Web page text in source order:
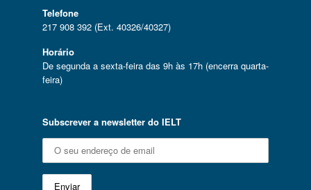
Telefone
217 908 392 (Ext. 40326/40327)
Horário
De segunda a sexta-feira das 9h às 17h (encerra quarta-
feira)
Subscrever a newsletter do IELT